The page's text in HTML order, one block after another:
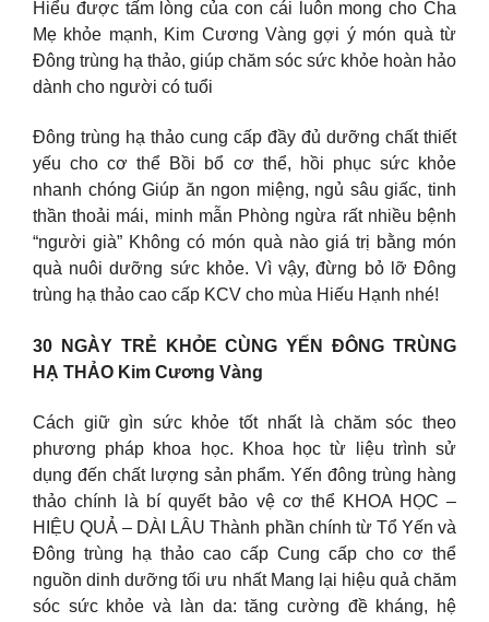
Hiểu được tấm lòng của con cái luôn mong cho Cha
Mẹ khỏe mạnh, Kim Cương Vàng gợi ý món quà từ
Đông trùng hạ thảo, giúp chăm sóc sức khỏe hoàn hảo
dành cho người có tuổi
Đông trùng hạ thảo cung cấp đầy đủ dưỡng chất thiết
yếu cho cơ thể Bồi bổ cơ thể, hồi phục sức khỏe
nhanh chóng Giúp ăn ngon miệng, ngủ sâu giấc, tinh
thần thoải mái, minh mẫn Phòng ngừa rất nhiều bệnh
“người già” Không có món quà nào giá trị bằng món
quà nuôi dưỡng sức khỏe. Vì vậy, đừng bỏ lỡ Đông
trùng hạ thảo cao cấp KCV cho mùa Hiếu Hạnh nhé!
30 NGÀY TRẺ KHỎE CÙNG YẾN ĐÔNG TRÙNG
HẠ THẢO Kim Cương Vàng
Cách giữ gìn sức khỏe tốt nhất là chăm sóc theo
phương pháp khoa học. Khoa học từ liệu trình sử
dụng đến chất lượng sản phẩm. Yến đông trùng hàng
thảo chính là bí quyết bảo vệ cơ thể KHOA HỌC –
HIỆU QUẢ – DÀI LÂU Thành phần chính từ Tổ Yến và
Đông trùng hạ thảo cao cấp Cung cấp cho cơ thể
nguồn dinh dưỡng tối ưu nhất Mang lại hiệu quả chăm
sóc sức khỏe và làn da: tăng cường đề kháng, hệ